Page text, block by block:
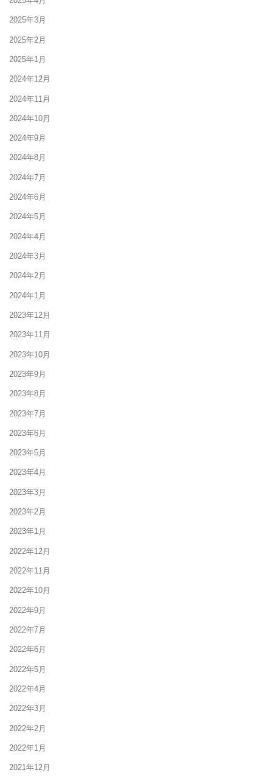
2025年3月
2025年2月
2025年1月
2024年12月
2024年11月
2024年10月
2024年9月
2024年8月
2024年7月
2024年6月
2024年5月
2024年4月
2024年3月
2024年2月
2024年1月
2023年12月
2023年11月
2023年10月
2023年9月
2023年8月
2023年7月
2023年6月
2023年5月
2023年4月
2023年3月
2023年2月
2023年1月
2022年12月
2022年11月
2022年10月
2022年9月
2022年7月
2022年6月
2022年5月
2022年4月
2022年3月
2022年2月
2022年1月
2021年12月